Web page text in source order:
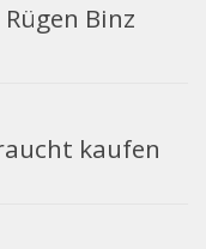
Binz
kaufen